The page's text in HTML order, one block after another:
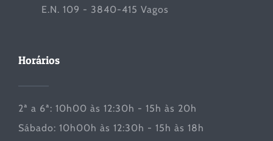
E.N. 109 - 3840-415 Vagos
Horários
2ª a 6ª: 10h00 às 12:30h - 15h às 20h
Sábado: 10h00h às 12:30h - 15h às 18h